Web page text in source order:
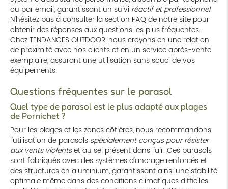
ou par email, garantissant un suivi réactif et professionnel.
N'hésitez pas à consulter la section FAQ de notre site pour
obtenir des réponses aux questions les plus fréquentes.
Chez TENDANCES OUTDOOR, nous croyons en une relation
de proximité avec nos clients et en un service après-vente
exemplaire, assurant une utilisation sans souci de vos
équipements.
Questions fréquentes sur le parasol
Quel type de parasol est le plus adapté aux plages
de Pornichet ?
Pour les plages et les zones côtières, nous recommandons
l'utilisation de parasols spécialement conçus pour résister
aux vents violentset au sel présent dans l'air. Ces parasols
sont fabriqués avec des systèmes d'ancrage renforcés et
des structures en aluminium, garantissant ainsi une stabilité
optimale même dans des conditions climatiques difficiles